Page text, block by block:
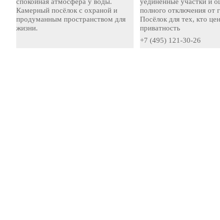
Камерный посёлок с охраной и
продуманным пространством для
жизни.
полного отключения от
Посёлок для тех, кто
приватность
+7 (495) 121-30-26